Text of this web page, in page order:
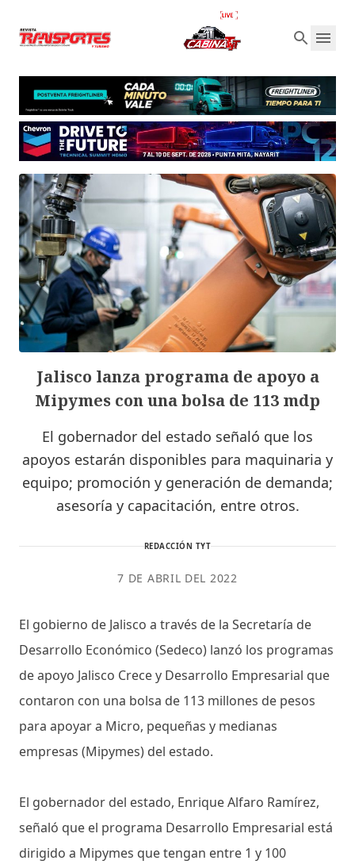
Jalisco lanza programa de apoyo a
Mipymes con una bolsa de 113 mdp
El gobernador del estado señaló que los
apoyos estarán disponibles para maquinaria y
equipo; promoción y generación de demanda;
asesoría y capacitación, entre otros.
REDACCIÓN TYT
7 DE ABRIL DEL 2022
El gobierno de Jalisco a través de la Secretaría de
Desarrollo Económico (Sedeco) lanzó los programas
de apoyo Jalisco Crece y Desarrollo Empresarial que
contaron con una bolsa de 113 millones de pesos
para apoyar a Micro, pequeñas y medianas
empresas (Mipymes) del estado.
El gobernador del estado, Enrique Alfaro Ramírez,
señaló que el programa Desarrollo Empresarial está
dirigido a Mipymes que tengan entre 1 y 100